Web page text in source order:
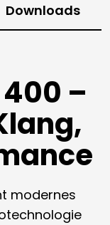
Downloads
–
modernes